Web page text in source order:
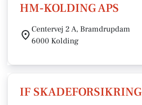
HM-KOLDING APS
Centervej 2 A, Bramdrupdam
6000 Kolding
IF SKADEFORSIKRING